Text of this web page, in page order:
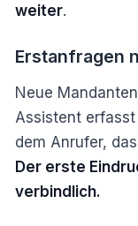
weiter.
Erstanfragen
Neue
Assistent
dem Anrufer,
Der erste
verbindlich.